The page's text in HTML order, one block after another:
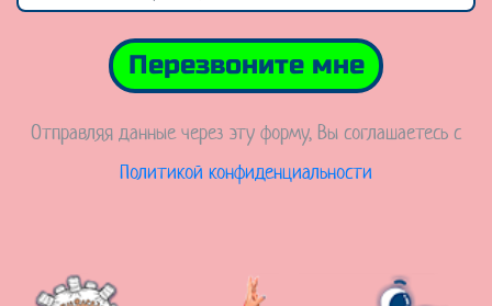
Перезвоните мне
Отправляя данные через эту форму, Вы соглашаетесь с
Политикой конфиденциальности